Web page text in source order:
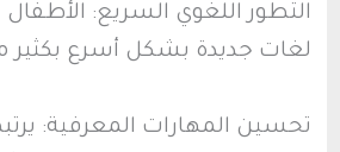
التطور اللغوي السريع:
لغات جديدة بشكل أسرع بكثير
تحسين المهارات المعرفية: